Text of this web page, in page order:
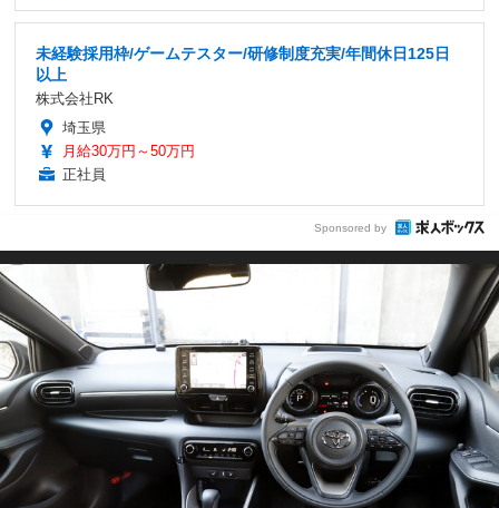
未経験採用枠/ゲームテスター/研修制度充実/年間休日125日
以上
株式会社RK
埼玉県
月給30万円～50万円
正社員
Sponsored by